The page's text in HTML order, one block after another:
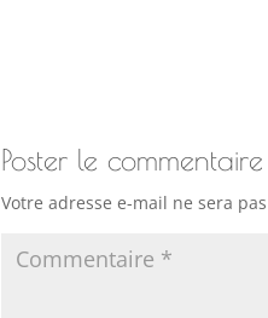
Poster le commentaire
Votre adresse e-mail ne sera